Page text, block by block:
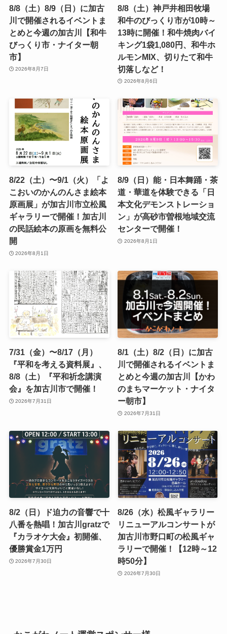
8/8（土）8/9（日）に加古
川で開催されるイベントま
とめと今週の加古川【和牛
びっくり市・ナイター朝
市】
2026年8月7日
8/8（土）神戸井相田牧場
和牛のびっくり市が10時～
13時に開催！和牛焼肉バイ
キング1袋1,080円、和牛ホ
ルモンMIX、切りたて和牛
切落しなど！
2026年8月6日
8/22（土）〜9/1（火）「よ
こおいのかんのんさま絵本
原画展」が加古川市立松風
ギャラリーで開催！加古川
の民話絵本の原画を無料公
開
2026年8月1日
8/9（日）能・日本舞踊・茶
道・華道を体験できる「日
本文化デモンストレーショ
ン」が高砂市曽根地域交流
センターで開催！
2026年8月1日
7/31（金）〜8/17（月）
『平和を考える資料展』、
8/8（土）『平和祈念講演
会』を加古川市で開催！
2026年7月31日
8/1（土）8/2（日）に加古
川で開催されるイベントま
とめと今週の加古川【かわ
のまちマーケット・ナイタ
ー朝市】
2026年7月31日
8/2（日）ド迫力の音響で十
八番を熱唱！加古川gratzで
『カラオケ大会』初開催、
優勝賞金1万円
2026年7月30日
8/26（水）松風ギャラリー
リニューアルコンサートが
加古川市野口町の松風ギャ
ラリーで開催！【12時～12
時50分】
2026年7月30日